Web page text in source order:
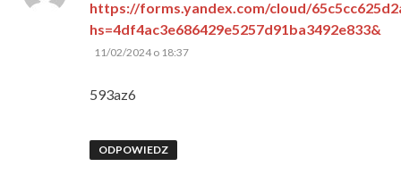
https://forms.yandex.com/cloud/
hs=4df4ac3e686429e5257d91ba3492e833&
pisze:
11/02/2024 o 18:37
593az6
ODPOWIEDZ